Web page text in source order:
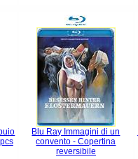
Blu Ray Immagini di un
convento - Copertina
reversibile